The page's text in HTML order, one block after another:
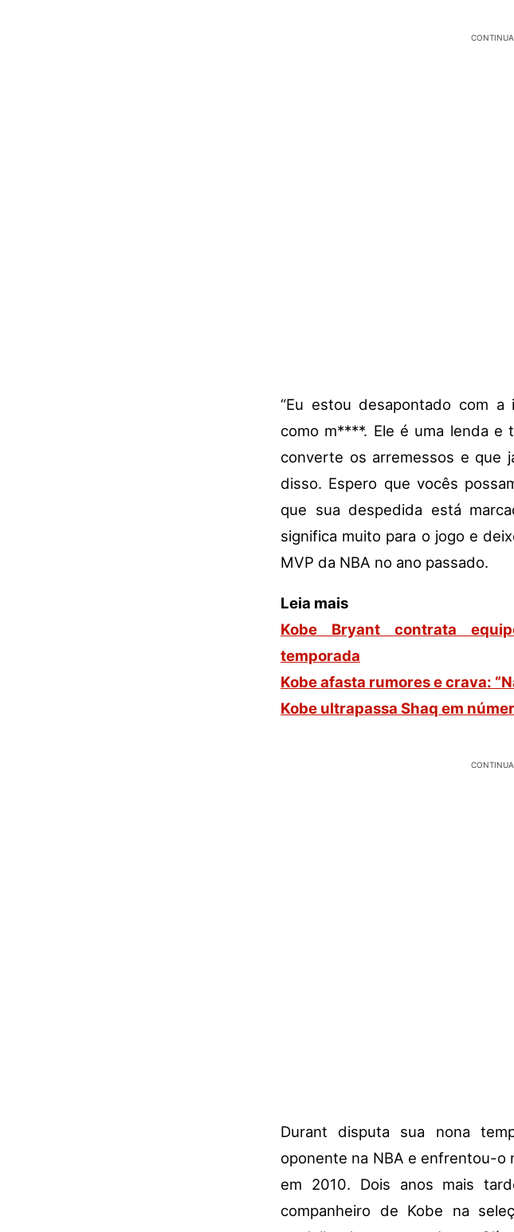
“Eu estou desapontado com
como m****. Ele é uma lenda
converte os arremessos e que
disso. Espero que vocês
que sua despedida está
significa muito para o jogo e
MVP da NBA no ano passado.
Leia mais
Kobe Bryant contrata
temporada
Kobe afasta rumores e crava:
Kobe ultrapassa Shaq em
Durant disputa sua nona
oponente na NBA e enfrentou-o
em 2010. Dois anos mais
companheiro de Kobe na